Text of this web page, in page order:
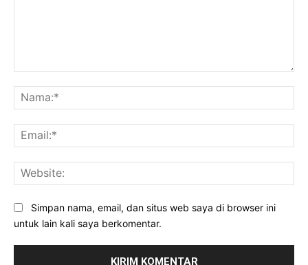
Simpan nama, email, dan situs web saya di browser ini
untuk lain kali saya berkomentar.